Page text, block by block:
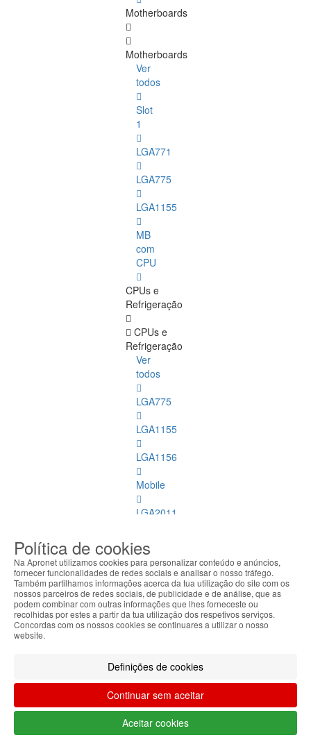
Motherboards
Motherboards
Ver
todos
Slot
1
LGA771
LGA775
LGA1155
MB
com
CPU
CPUs e
Refrigeração
CPUs e
Refrigeração
Ver
todos
LGA775
LGA1155
LGA1156
Mobile
LGA2011
AMD
LGA1151
Refrigeração
Dimm
Memórias
Dimm
Ver
todos
Política de cookies
Na Apronet utilizamos cookies para personalizar conteúdo e anúncios,
fornecer funcionalidades de redes sociais e analisar o nosso tráfego.
Também partilhamos informações acerca da tua utilização do site com os
nossos parceiros de redes sociais, de publicidade e de análise, que as
podem combinar com outras informações que lhes forneceste ou
recolhidas por estes a partir da tua utilização dos respetivos serviços.
Concordas com os nossos cookies se continuares a utilizar o nosso
website.
Definições de cookies
Continuar sem aceitar
Aceitar cookies